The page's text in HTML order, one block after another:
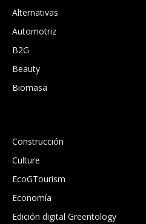
Alternativas
Automotriz
B2G
Beauty
Biomasa
Construcción
Culture
EcoGTourism
Economía
Edición digital Greentology